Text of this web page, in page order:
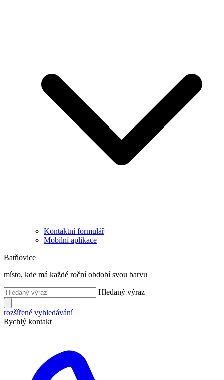
Kontaktní formulář
Mobilní aplikace
Batňovice
místo, kde má každé roční období svou barvu
Hledaný výraz
rozšířené vyhledávání
Rychlý kontakt